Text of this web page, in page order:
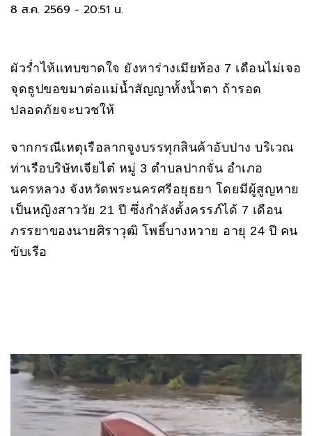
8 ส.ค. 2569 - 20:51 น.
ผัวร่ำไห้แทบขาดใจ ยังหาร่างเมียท้อง 7 เดือนไม่เจอ
จุดธูปขอขมาต่อแม่น้ำสัญญาทั้งน้ำตา ถ้ารอด
ปลอดภัยจะบวชให้
จากกรณีเหตุเรือลากจูงบรรทุกสินค้าอับปาง บริเวณ
ท่าเรือบริษัทเจียไต๋ หมู่ 3 ตำบลปากจั่น อำเภอ
นครหลวง จังหวัดพระนครศรีอยุธยา โดยมีผู้สูญหาย
เป็นหญิงสาววัย 21 ปี ซึ่งกำลังตั้งครรภ์ได้ 7 เดือน
ภรรยาของนายศิราวุฒิ โพธิ์บางหวาย อายุ 24 ปี คน
ขับเรือ